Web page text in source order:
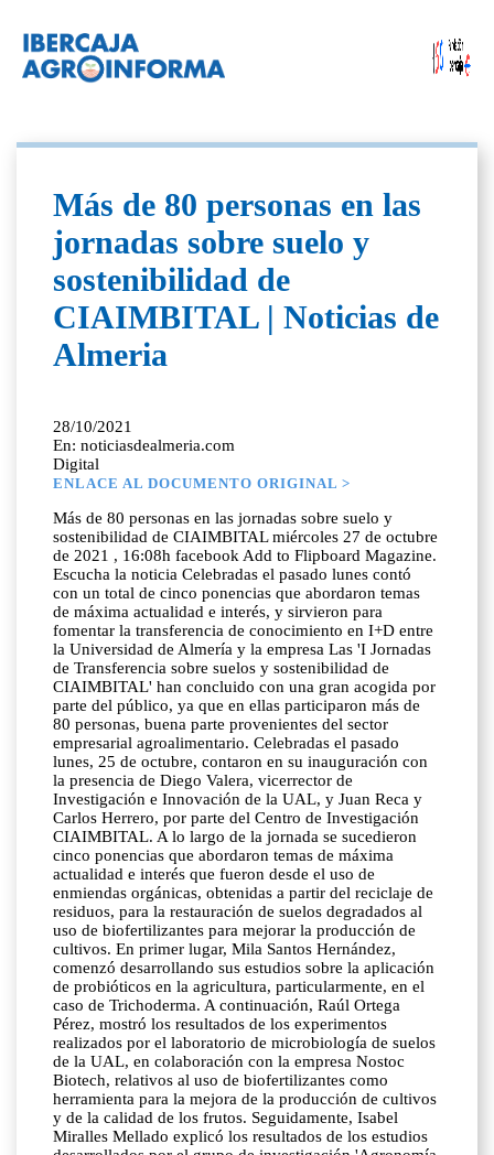
Más de 80 personas en las
jornadas sobre suelo y
sostenibilidad de
CIAIMBITAL | Noticias de
Almeria
28/10/2021
En: noticiasdealmeria.com
Digital
ENLACE AL DOCUMENTO ORIGINAL >
Más de 80 personas en las jornadas sobre suelo y
sostenibilidad de CIAIMBITAL miércoles 27 de octubre
de 2021 , 16:08h facebook Add to Flipboard Magazine.
Escucha la noticia Celebradas el pasado lunes contó
con un total de cinco ponencias que abordaron temas
de máxima actualidad e interés, y sirvieron para
fomentar la transferencia de conocimiento en I+D entre
la Universidad de Almería y la empresa Las 'I Jornadas
de Transferencia sobre suelos y sostenibilidad de
CIAIMBITAL' han concluido con una gran acogida por
parte del público, ya que en ellas participaron más de
80 personas, buena parte provenientes del sector
empresarial agroalimentario. Celebradas el pasado
lunes, 25 de octubre, contaron en su inauguración con
la presencia de Diego Valera, vicerrector de
Investigación e Innovación de la UAL, y Juan Reca y
Carlos Herrero, por parte del Centro de Investigación
CIAIMBITAL. A lo largo de la jornada se sucedieron
cinco ponencias que abordaron temas de máxima
actualidad e interés que fueron desde el uso de
enmiendas orgánicas, obtenidas a partir del reciclaje de
residuos, para la restauración de suelos degradados al
uso de biofertilizantes para mejorar la producción de
cultivos. En primer lugar, Mila Santos Hernández,
comenzó desarrollando sus estudios sobre la aplicación
de probióticos en la agricultura, particularmente, en el
caso de Trichoderma. A continuación, Raúl Ortega
Pérez, mostró los resultados de los experimentos
realizados por el laboratorio de microbiología de suelos
de la UAL, en colaboración con la empresa Nostoc
Biotech, relativos al uso de biofertilizantes como
herramienta para la mejora de la producción de cultivos
y de la calidad de los frutos. Seguidamente, Isabel
Miralles Mellado explicó los resultados de los estudios